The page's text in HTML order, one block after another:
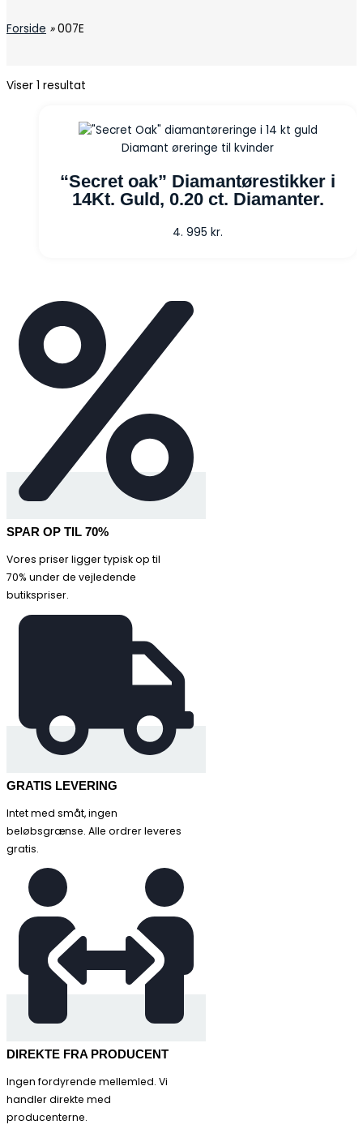
Forside » 007E
Viser 1 resultat
Diamant øreringe til kvinder
“Secret oak” Diamantørestikker i
14Kt. Guld, 0.20 ct. Diamanter.
4. 995 kr.
SPAR OP TIL 70%
Vores priser ligger typisk op til
70% under de vejledende
butikspriser.
GRATIS LEVERING
Intet med småt, ingen
beløbsgrænse. Alle ordrer leveres
gratis.
DIREKTE FRA PRODUCENT
Ingen fordyrende mellemled. Vi
handler direkte med
producenterne.